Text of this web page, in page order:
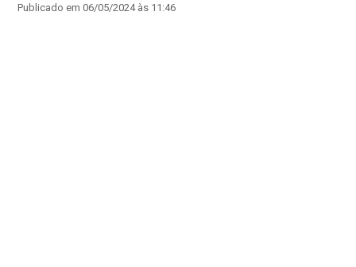
Publicado em 06/05/2024 às 11:46